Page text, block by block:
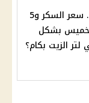
بعد قرار الحكومة المفاجئ.. سعر السكر و5
بشكل
الزيت بكام؟